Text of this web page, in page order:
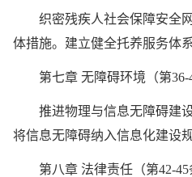
织密残疾人社会保障安全
体措施。建立健全托养服务体
第七章 无障碍环境（第36-
推进物理与信息无障碍建
将信息无障碍纳入信息化建设
第八章 法律责任（第42-45